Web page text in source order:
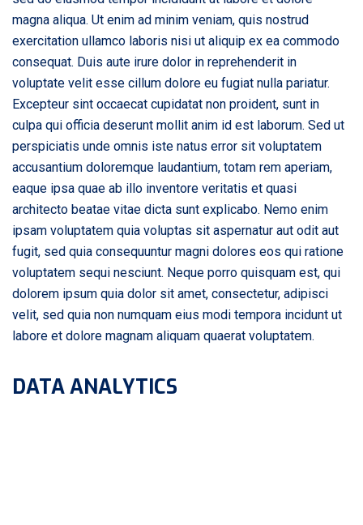
magna aliqua. Ut enim ad minim veniam, quis nostrud
exercitation ullamco laboris nisi ut aliquip ex ea commodo
consequat. Duis aute irure dolor in reprehenderit in
voluptate velit esse cillum dolore eu fugiat nulla pariatur.
Excepteur sint occaecat cupidatat non proident, sunt in
culpa qui officia deserunt mollit anim id est laborum. Sed ut
perspiciatis unde omnis iste natus error sit voluptatem
accusantium doloremque laudantium, totam rem aperiam,
eaque ipsa quae ab illo inventore veritatis et quasi
architecto beatae vitae dicta sunt explicabo. Nemo enim
ipsam voluptatem quia voluptas sit aspernatur aut odit aut
fugit, sed quia consequuntur magni dolores eos qui ratione
voluptatem sequi nesciunt. Neque porro quisquam est, qui
dolorem ipsum quia dolor sit amet, consectetur, adipisci
velit, sed quia non numquam eius modi tempora incidunt ut
labore et dolore magnam aliquam quaerat voluptatem.
DATA ANALYTICS